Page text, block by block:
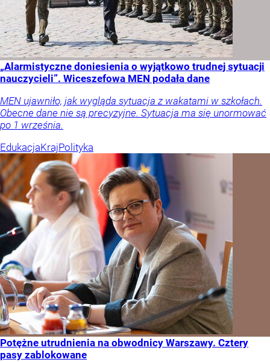
„Alarmistyczne doniesienia o wyjątkowo trudnej sytuacji
nauczycieli”. Wiceszefowa MEN podała dane
MEN ujawniło, jak wygląda sytuacja z wakatami w szkołach.
Obecne dane nie są precyzyjne. Sytuacja ma się unormować
po 1 września.
EdukacjaKrajPolityka
Potężne utrudnienia na obwodnicy Warszawy. Cztery
pasy zablokowane